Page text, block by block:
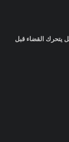
يتحرك القضاء قبل